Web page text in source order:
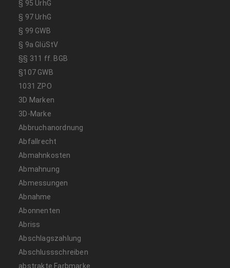
§ 95 UrhG
§ 97 UrhG
§ 99 GWB
§ 9a GlüStV
§§ 311 ff. BGB
§107 GWB
1031 ZPO
3D Marken
3D-Marke
Abbruchanordnung
Abfallrecht
Abmahnkosten
Abmahnung
Abmessungen
Abnahme
Abonnenten
Abriss
Abschlagszahlung
Abschlussschreiben
abstrakte Farbmarke